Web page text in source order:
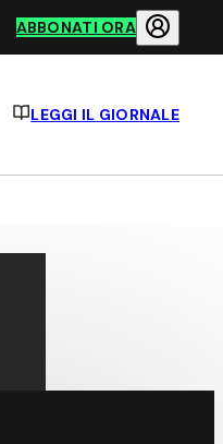
ABBONATI ORA
LEGGI IL GIORNALE